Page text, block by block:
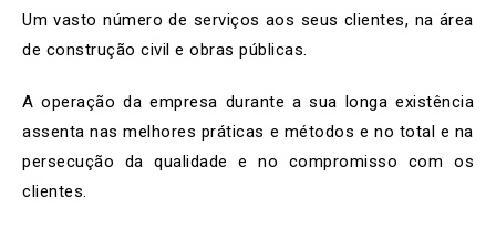
Um vasto número de serviços aos seus clientes, na área
de construção civil e obras públicas.
A operação da empresa durante a sua longa existência
assenta nas melhores práticas e métodos e no total e na
persecução da qualidade e no compromisso com os
clientes.